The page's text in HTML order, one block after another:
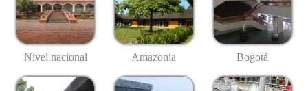
Nivel nacional Amazonía Bogotá